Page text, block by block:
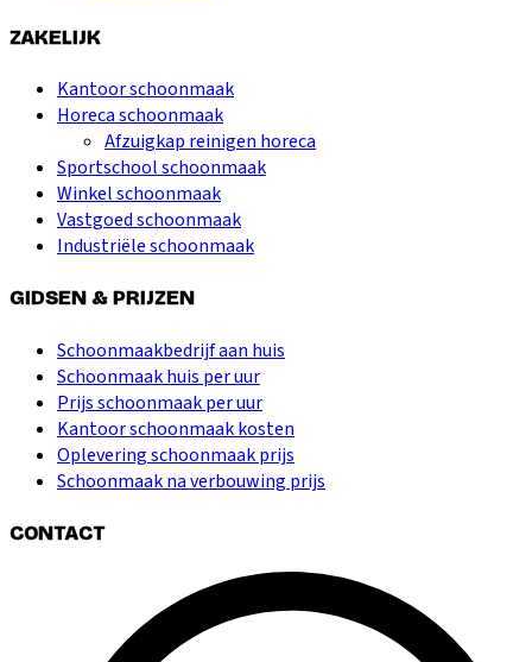
ZAKELIJK
Kantoor schoonmaak
Horeca schoonmaak
Afzuigkap reinigen horeca
Sportschool schoonmaak
Winkel schoonmaak
Vastgoed schoonmaak
Industriële schoonmaak
GIDSEN & PRIJZEN
Schoonmaakbedrijf aan huis
Schoonmaak huis per uur
Prijs schoonmaak per uur
Kantoor schoonmaak kosten
Oplevering schoonmaak prijs
Schoonmaak na verbouwing prijs
CONTACT